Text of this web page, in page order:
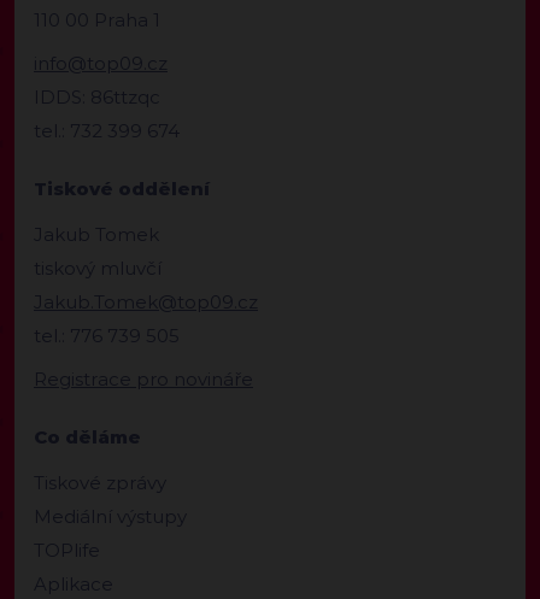
110 00 Praha 1
info@top09.cz
IDDS: 86ttzqc
tel.: 732 399 674
Tiskové oddělení
Jakub Tomek
tiskový mluvčí
Jakub.Tomek@top09.cz
tel.: 776 739 505
Registrace pro novináře
Co děláme
Tiskové zprávy
Mediální výstupy
TOPlife
Aplikace